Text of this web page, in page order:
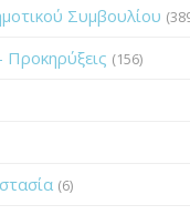
Συμβουλίου
Προκηρύξεις (156)
(6)